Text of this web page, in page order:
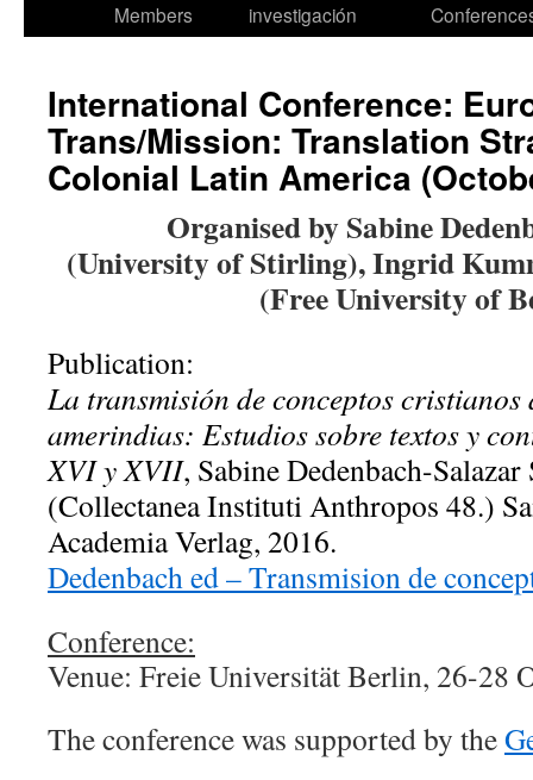
Members
investigación
International Conference:
Trans/Mission: Translation
Colonial Latin America
Organised by Sabine
(University of Stirling),Ingrid
(Free University of
Publication:
La transmisión de conceptos cristianos
amerindias: Estudios sobre textos y
XVI y XVII, Sabine Dedenbach-Salazar
(Collectanea Instituti Anthropos 48.)
Academia Verlag, 2016.
Dedenbach ed – Transmision de
Conference:
Venue: Freie Universität Berlin, 26-28
The conference was supported by the